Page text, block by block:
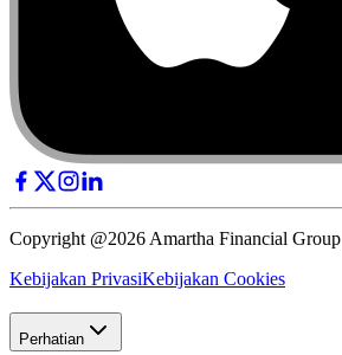
Copyright @2026 Amartha Financial Group
Kebijakan PrivasiKebijakan Cookies
Perhatian